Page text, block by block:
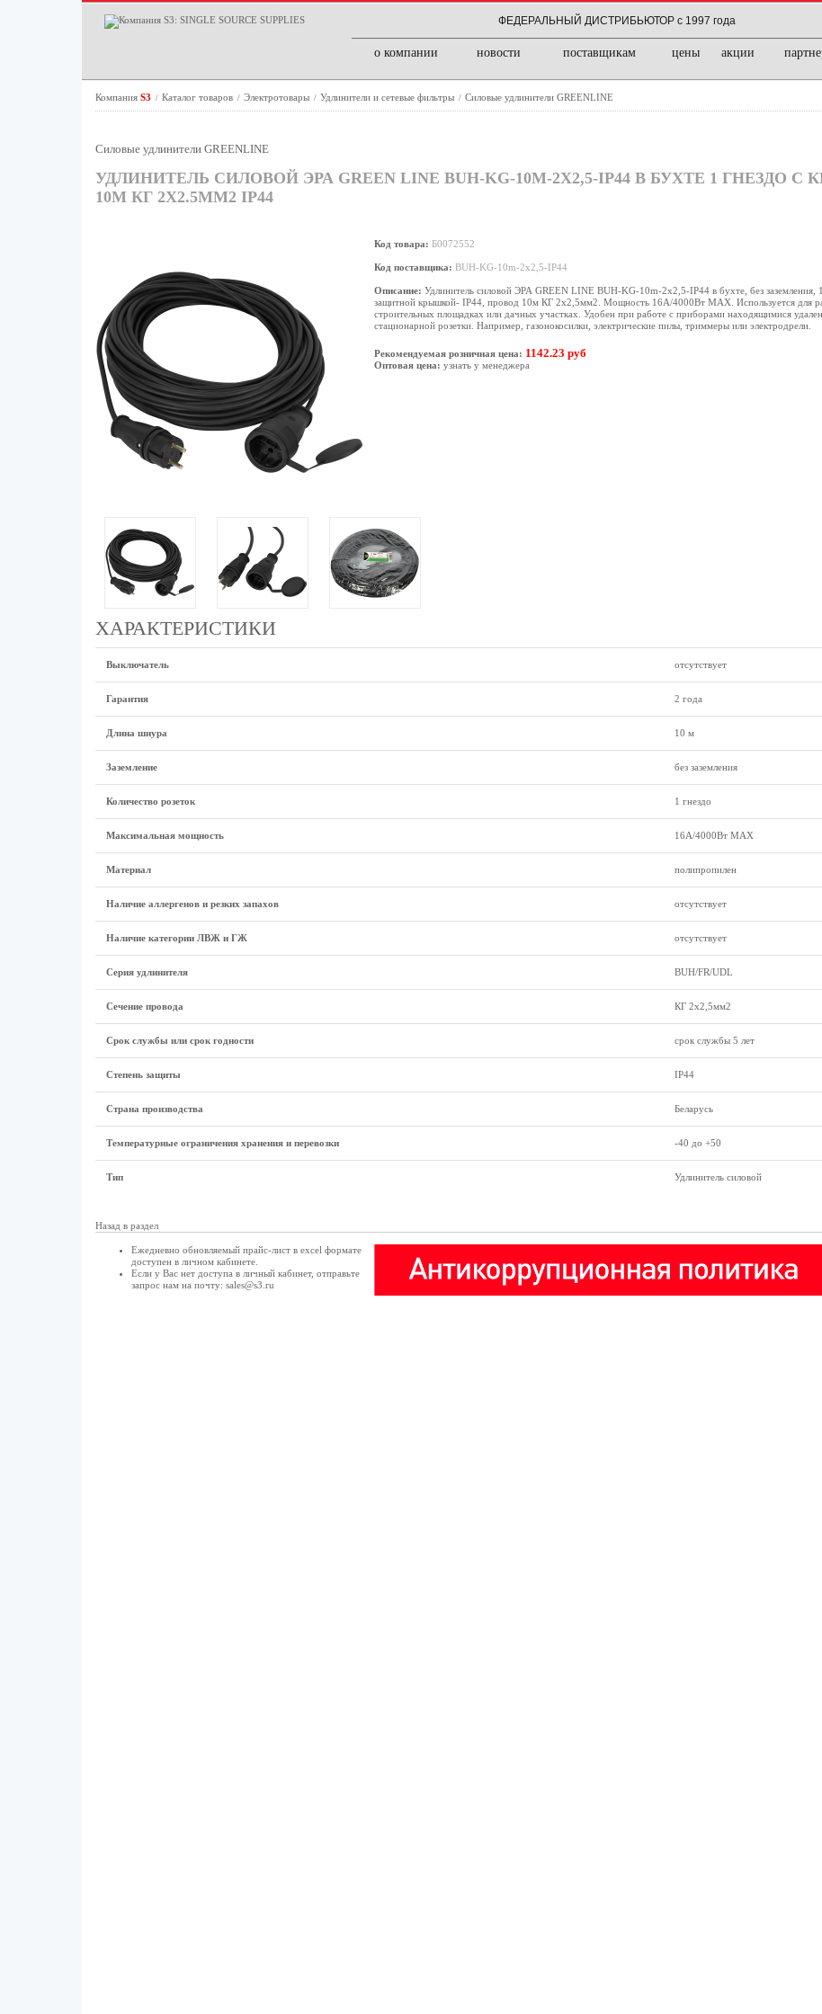
ФЕДЕРАЛЬНЫЙ ДИСТРИБЬЮТОР с 1997 года
о компании новости поставщикам цены акции
Компания S3 / Каталог товаров / Электротовары / Удлинители и сетевые фильтры / Силовые удлинители GREENLINE
Силовые удлинители GREENLINE
УДЛИНИТЕЛЬ СИЛОВОЙ ЭРА GREEN LINE BUH-KG-10M-2X2,5-IP44 В БУХТЕ 1 ГНЕЗДО
10М КГ 2X2.5ММ2 IP44
Код товара: Б0072552
Код поставщика: BUH-KG-10m-2x2,5-IP44
Описание: Удлинитель силовой ЭРА GREEN LINE BUH-KG-10m-2x2,5-IP44 в бухте, без заземления, 1
защитной крышкой- IP44, провод 10м КГ 2х2,5мм2. Мощность 16А/4000Вт МАХ. Используется для
строительных площадках или дачных участках. Удобен при работе с приборами находящимися
стационарной розетки. Например, газонокосилки, электрические пилы, триммеры или электродрели.
Рекомендуемая розничная цена: 1142.23 руб
Оптовая цена: узнать у менеджера
ХАРАКТЕРИСТИКИ
Выключатель отсутствует
Гарантия 2 года
Длина шнура 10 м
Заземление без заземления
Количество розеток 1 гнездо
Максимальная мощность 16А/4000Вт МАХ
Материал полипропилен
Наличие аллергенов и резких запахов отсутствует
Наличие категории ЛВЖ и ГЖ отсутствует
Серия удлинителя BUH/FR/UDL
Сечение провода КГ 2x2,5мм2
Срок службы или срок годности срок службы 5 лет
Степень защиты IP44
Страна производства Беларусь
Температурные ограничения хранения и перевозки -40 до +50
Тип Удлинитель силовой
Назад в раздел
Ежедневно обновляемый прайс-лист в excel формате
доступен в личном кабинете.
Если у Вас нет доступа в личный кабинет, отправьте
запрос нам на почту: sales@s3.ru